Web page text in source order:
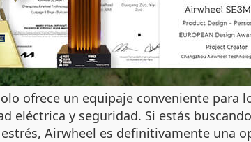
ofrece un equipaje conveniente
eléctrica y seguridad. Si estás
Airwheel es definitivamente una